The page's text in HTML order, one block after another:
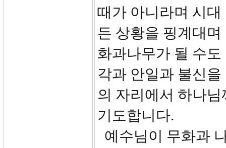
때가 아니라며 시
든 상황을 핑계대
화과나무가 될 수
각과 안일과 불신
의 자리에서 하나
기도합니다.
예수님이 무화과